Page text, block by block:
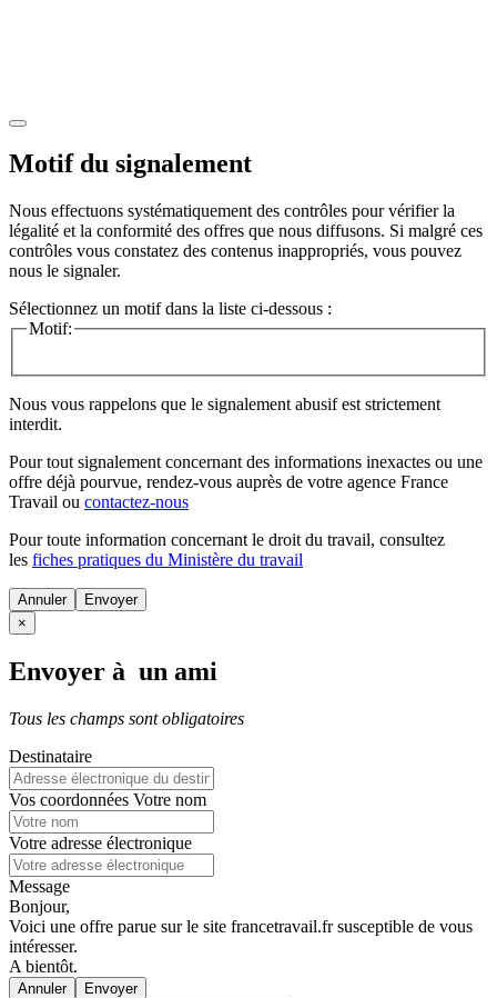
Motif du signalement
Nous effectuons systématiquement des contrôles pour vérifier la
légalité et la conformité des offres que nous diffusons. Si malgré ces
contrôles vous constatez des contenus inappropriés, vous pouvez
nous le signaler.
Sélectionnez un motif dans la liste ci-dessous :
Motif:
Nous vous rappelons que le signalement abusif est strictement
interdit.
Pour tout signalement concernant des informations inexactes ou une
offre déjà pourvue, rendez-vous auprès de votre agence France
Travail ou contactez-nous
Pour toute information concernant le droit du travail, consultez
les fiches pratiques du Ministère du travail
Annuler
×
Envoyer à un ami
Tous les champs sont obligatoires
Destinataire
Vos coordonnées Votre nom
Votre adresse électronique
Message
Bonjour,
Voici une offre parue sur le site francetravail.fr susceptible de vous
intéresser.
A bientôt.
Annuler